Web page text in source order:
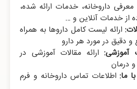
معرفی داروخانه، خدمات ارائه شده،
از خدمات آنلاین و …
ارائه لیست کامل داروها به همراه
و دقیق در مورد هر دارو
آموزشی: ارائه مقالات آموزشی در
درمان
ما:اطلاعات تماس داروخانه و فرم